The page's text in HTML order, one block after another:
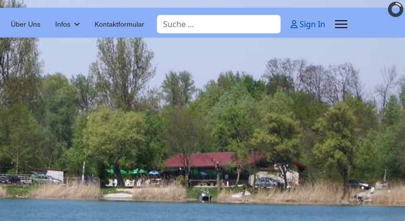
Über Uns Infos Kontaktformular Suchen Sign In